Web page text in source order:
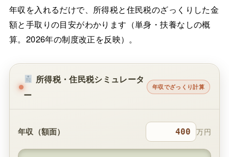
年収を入れるだけで、所得税と住民税のざっくりした金
額と手取りの目安がわかります（単身・扶養なしの概
算。2026年の制度改正を反映）。
所得税・住民税シミュレータ
ー
年収でざっくり計算
年収（額面） 万円